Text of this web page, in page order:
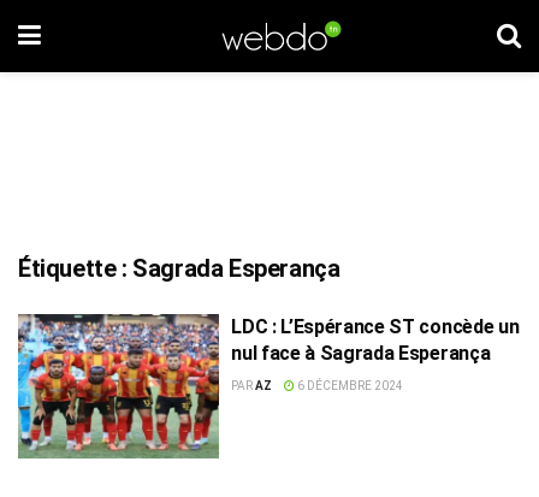
Étiquette : Sagrada Esperança
LDC : L’Espérance ST concède un
nul face à Sagrada Esperança
PARAZ 6 DÉCEMBRE 2024